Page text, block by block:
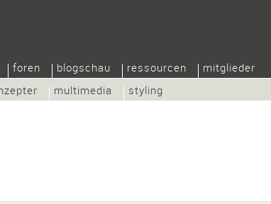
multimedia styling
foren blogschau ressourcen mitglieder